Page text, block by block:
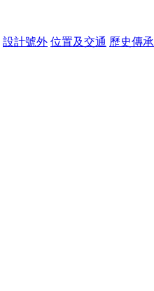
設計號外 位置及交通 歷史傳承